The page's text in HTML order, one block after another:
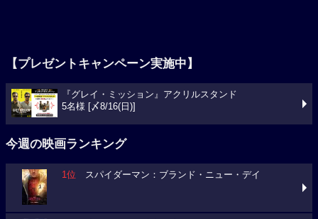
【プレゼントキャンペーン実施中】
『グレイ・ミッション』アクリルスタンド
5名様 [〆8/16(日)]
今週の映画ランキング
1位 スパイダーマン：ブランド・ニュー・デイ